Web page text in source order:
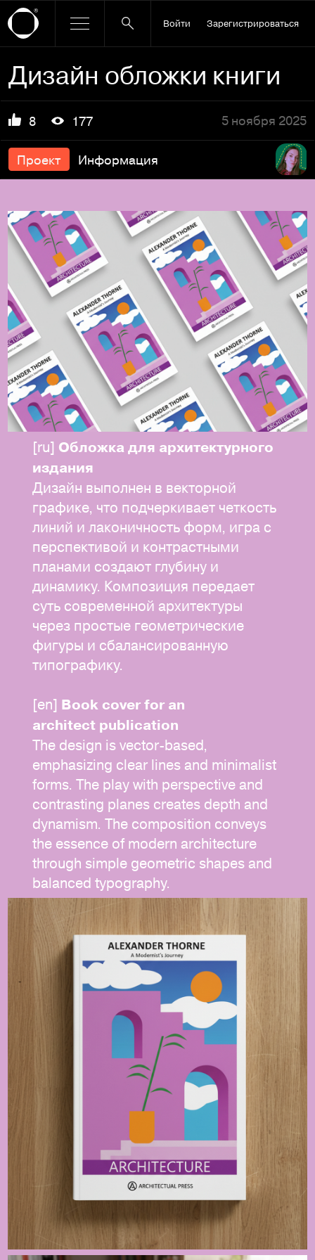
Войти Зарегистрироваться
Дизайн обложки книги
8 177 5 ноября 2025
Проект Информация
[ru] Обложка для архитектурного
издания
Дизайн выполнен в векторной
графике, что подчеркивает четкость
линий и лаконичность форм, игра с
перспективой и контрастными
планами создают глубину и
динамику. Композиция передает
суть современной архитектуры
через простые геометрические
фигуры и сбалансированную
типографику.
[en] Book cover for an
architect publication
The design is vector-based,
emphasizing clear lines and minimalist
forms. The play with perspective and
contrasting planes creates depth and
dynamism. The composition conveys
the essence of modern architecture
through simple geometric shapes and
balanced typography.